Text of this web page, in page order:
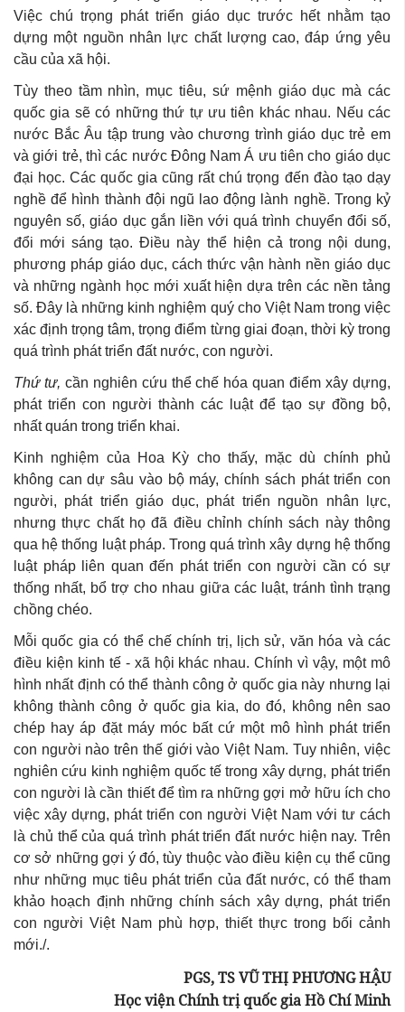
Việc chú trọng phát triển giáo dục trước hết nhằm tạo
dựng một nguồn nhân lực chất lượng cao, đáp ứng yêu
cầu của xã hội.
Tùy theo tầm nhìn, mục tiêu, sứ mệnh giáo dục mà các
quốc gia sẽ có những thứ tự ưu tiên khác nhau. Nếu các
nước Bắc Âu tập trung vào chương trình giáo dục trẻ em
và giới trẻ, thì các nước Đông Nam Á ưu tiên cho giáo dục
đại học. Các quốc gia cũng rất chú trọng đến đào tạo dạy
nghề để hình thành đội ngũ lao động lành nghề. Trong kỷ
nguyên số, giáo dục gắn liền với quá trình chuyển đổi số,
đổi mới sáng tạo. Điều này thể hiện cả trong nội dung,
phương pháp giáo dục, cách thức vận hành nền giáo dục
và những ngành học mới xuất hiện dựa trên các nền tảng
số. Đây là những kinh nghiệm quý cho Việt Nam trong việc
xác định trọng tâm, trọng điểm từng giai đoạn, thời kỳ trong
quá trình phát triển đất nước, con người.
Thứ tư, cần nghiên cứu thể chế hóa quan điểm xây dựng,
phát triển con người thành các luật để tạo sự đồng bộ,
nhất quán trong triển khai.
Kinh nghiệm của Hoa Kỳ cho thấy, mặc dù chính phủ
không can dự sâu vào bộ máy, chính sách phát triển con
người, phát triển giáo dục, phát triển nguồn nhân lực,
nhưng thực chất họ đã điều chỉnh chính sách này thông
qua hệ thống luật pháp. Trong quá trình xây dựng hệ thống
luật pháp liên quan đến phát triển con người cần có sự
thống nhất, bổ trợ cho nhau giữa các luật, tránh tình trạng
chồng chéo.
Mỗi quốc gia có thể chế chính trị, lịch sử, văn hóa và các
điều kiện kinh tế - xã hội khác nhau. Chính vì vậy, một mô
hình nhất định có thể thành công ở quốc gia này nhưng lại
không thành công ở quốc gia kia, do đó, không nên sao
chép hay áp đặt máy móc bất cứ một mô hình phát triển
con người nào trên thế giới vào Việt Nam. Tuy nhiên, việc
nghiên cứu kinh nghiệm quốc tế trong xây dựng, phát triển
con người là cần thiết để tìm ra những gợi mở hữu ích cho
việc xây dựng, phát triển con người Việt Nam với tư cách
là chủ thể của quá trình phát triển đất nước hiện nay. Trên
cơ sở những gợi ý đó, tùy thuộc vào điều kiện cụ thể cũng
như những mục tiêu phát triển của đất nước, có thể tham
khảo hoạch định những chính sách xây dựng, phát triển
con người Việt Nam phù hợp, thiết thực trong bối cảnh
mới./.
PGS, TS VŨ THỊ PHƯƠNG HẬU
Học viện Chính trị quốc gia Hồ Chí Minh